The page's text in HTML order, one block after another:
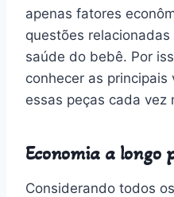
apenas fatores
questões
saúde do bebê. Por
conhecer as
essas peças cada vez
Economia a longo
Considerando todos